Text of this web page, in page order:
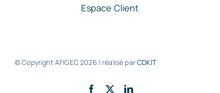
Espace Client
© Copyright AFIGEC2026 | réalisé parCDKIT